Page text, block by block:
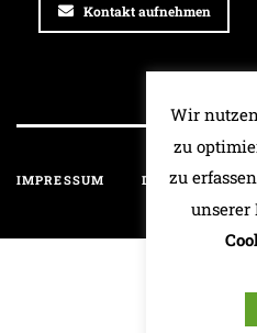
Kontakt aufnehmen
IMPRESSUM DATENSCHUTZ
Wir
zu
zu
unserer